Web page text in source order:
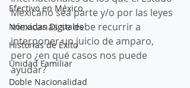
Efectivo en México
Nómadas Digitales
Historias de Éxito
Unidad Familiar
Doble Nacionalidad
Mexicano sea parte y/o por las leyes
mexicanas se debe recurrir a
interponer un juicio de amparo,
pero ¿en qué casos nos puede
ayudar?